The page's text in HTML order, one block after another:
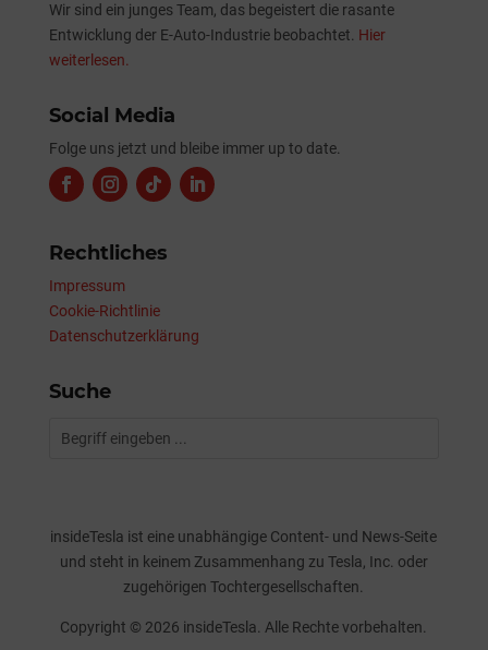
Wir sind ein junges Team, das begeistert die rasante
Entwicklung der E-Auto-Industrie beobachtet. Hier
weiterlesen.
Social Media
Folge uns jetzt und bleibe immer up to date.
Rechtliches
Impressum
Cookie-Richtlinie
Datenschutzerklärung
Suche
insideTesla ist eine unabhängige Content- und News-Seite
und steht in keinem Zusammenhang zu Tesla, Inc. oder
zugehörigen Tochtergesellschaften.
Copyright © 2026 insideTesla. Alle Rechte vorbehalten.